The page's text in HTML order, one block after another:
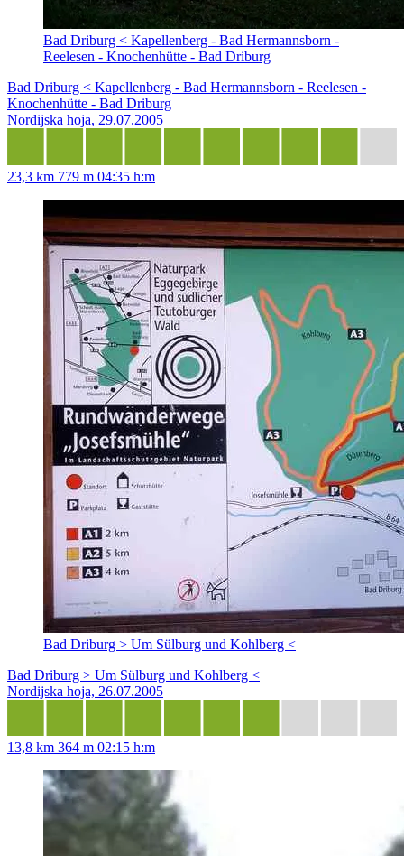
Bad Driburg < Kapellenberg - Bad Hermannsborn -
Reelesen - Knochenhütte - Bad Driburg
Bad Driburg < Kapellenberg - Bad Hermannsborn - Reelesen -
Knochenhütte - Bad Driburg
Nordijska hoja, 29.07.2005
23,3 km 779 m 04:35 h:m
Bad Driburg > Um Sülburg und Kohlberg <
Bad Driburg > Um Sülburg und Kohlberg <
Nordijska hoja, 26.07.2005
13,8 km 364 m 02:15 h:m